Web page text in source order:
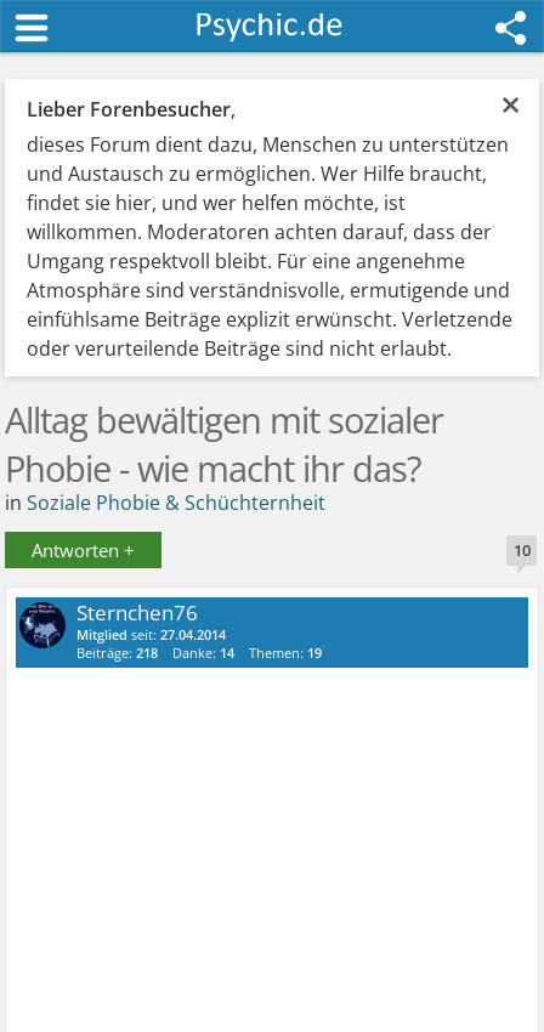
×
Lieber Forenbesucher,
dieses Forum dient dazu, Menschen zu unterstützen
und Austausch zu ermöglichen. Wer Hilfe braucht,
findet sie hier, und wer helfen möchte, ist
willkommen. Moderatoren achten darauf, dass der
Umgang respektvoll bleibt. Für eine angenehme
Atmosphäre sind verständnisvolle, ermutigende und
einfühlsame Beiträge explizit erwünscht. Verletzende
oder verurteilende Beiträge sind nicht erlaubt.
Alltag bewältigen mit sozialer
Phobie - wie macht ihr das?
inSoziale Phobie & Schüchternheit
Antworten + 10
Sternchen76
Mitglied seit:27.04.2014
Beiträge:218 Danke: 14 Themen: 19